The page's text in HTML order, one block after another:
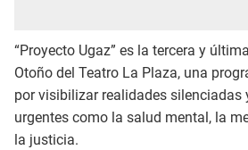
“Proyecto Ugaz” es la tercera y
Otoño del Teatro La Plaza, una
por visibilizar realidades silenciadas
urgentes como la salud mental, la
la justicia.